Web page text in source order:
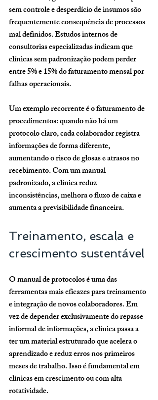
sem controle e desperdício de insumos são
frequentemente consequência de processos
mal definidos. Estudos internos de
consultorias especializadas indicam que
clínicas sem padronização podem perder
entre 5% e 15% do faturamento mensal por
falhas operacionais.
Um exemplo recorrente é o faturamento de
procedimentos: quando não há um
protocolo claro, cada colaborador registra
informações de forma diferente,
aumentando o risco de glosas e atrasos no
recebimento. Com um manual
padronizado, a clínica reduz
inconsistências, melhora o fluxo de caixa e
aumenta a previsibilidade financeira.
Treinamento, escala e
crescimento sustentável
O manual de protocolos é uma das
ferramentas mais eficazes para treinamento
e integração de novos colaboradores. Em
vez de depender exclusivamente do repasse
informal de informações, a clínica passa a
ter um material estruturado que acelera o
aprendizado e reduz erros nos primeiros
meses de trabalho. Isso é fundamental em
clínicas em crescimento ou com alta
rotatividade.